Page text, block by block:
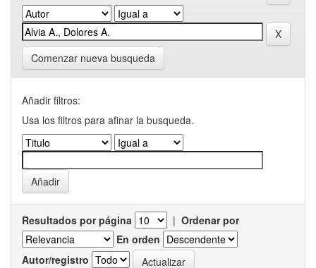
Comenzar nueva busqueda
Añadir filtros:
Usa los filtros para afinar la busqueda.
Resultados por página | Ordenar por
En orden
Autor/registro